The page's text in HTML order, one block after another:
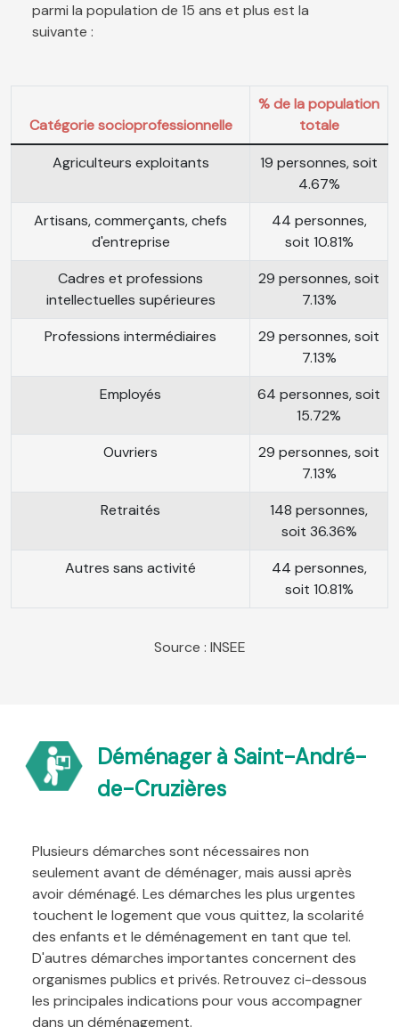
parmi la population de 15 ans et plus est la
suivante :
Catégorie socioprofessionnelle
% de la population
totale
Agriculteurs exploitants
19 personnes, soit
4.67%
Artisans, commerçants, chefs
d'entreprise
44 personnes,
soit 10.81%
Cadres et professions
intellectuelles supérieures
29 personnes, soit
7.13%
Professions intermédiaires
29 personnes, soit
7.13%
Employés
64 personnes, soit
15.72%
Ouvriers
29 personnes, soit
7.13%
Retraités
148 personnes,
soit 36.36%
Autres sans activité
44 personnes,
soit 10.81%
Source : INSEE
Déménager à Saint-André-
de-Cruzières
Plusieurs démarches sont nécessaires non
seulement avant de déménager, mais aussi après
avoir déménagé. Les démarches les plus urgentes
touchent le logement que vous quittez, la scolarité
des enfants et le déménagement en tant que tel.
D'autres démarches importantes concernent des
organismes publics et privés. Retrouvez ci-dessous
les principales indications pour vous accompagner
dans un déménagement.